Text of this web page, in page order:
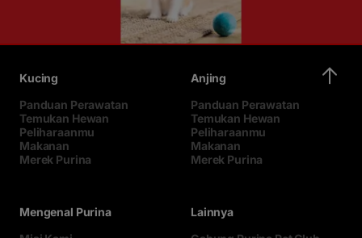
Kucing
Panduan Perawatan
Temukan Hewan
Peliharaanmu
Makanan
Merek Purina
Anjing
Panduan Perawatan
Temukan Hewan
Peliharaanmu
Makanan
Merek Purina
Mengenal Purina
Lainnya